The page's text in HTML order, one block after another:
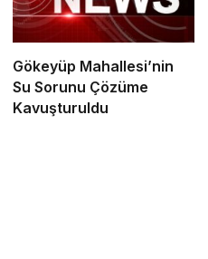
Gökeyüp Mahallesi’nin
Su Sorunu Çözüme
Kavuşturuldu